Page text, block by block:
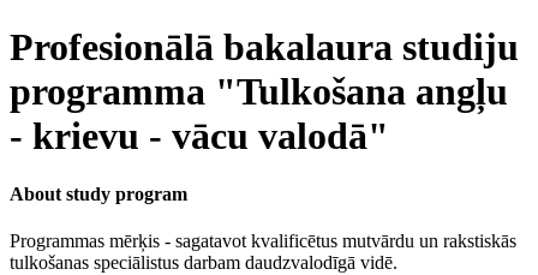
Profesionālā bakalaura studiju
programma "Tulkošana angļu
- krievu - vācu valodā"
About study program
Programmas mērķis - sagatavot kvalificētus mutvārdu un rakstiskās
tulkošanas speciālistus darbam daudzvalodīgā vidē.